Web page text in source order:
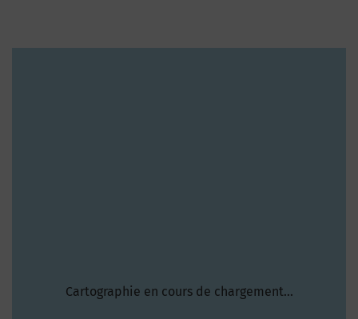
Cartographie en cours de chargement...